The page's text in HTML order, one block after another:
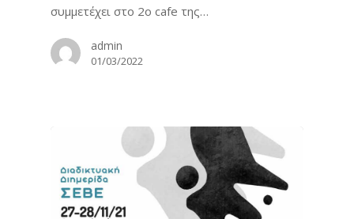
συμμετέχει στο 2ο cafe της…
admin
01/03/2022
Σύνδεσμοι